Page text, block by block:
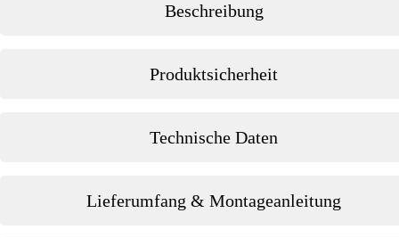
Beschreibung
Produktsicherheit
Technische Daten
Lieferumfang & Montageanleitung